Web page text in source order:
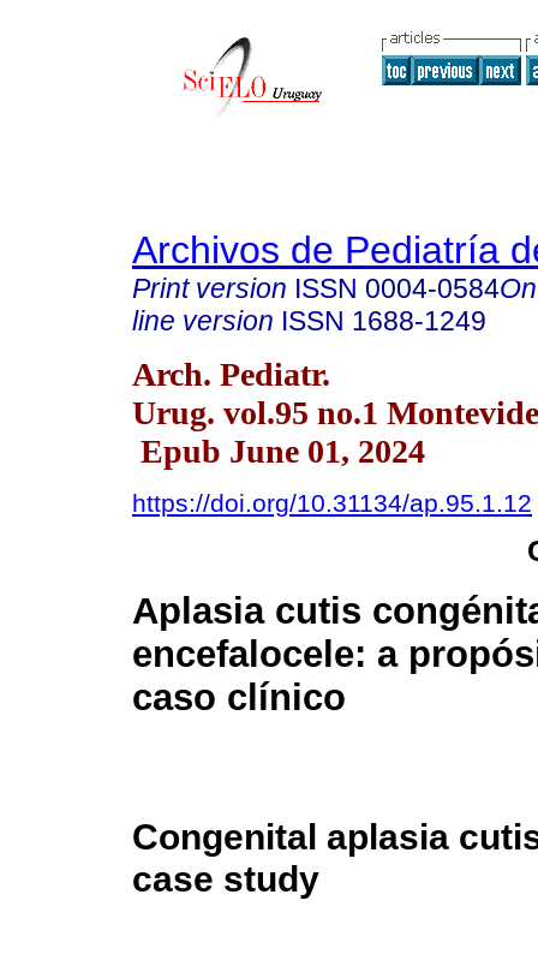
Archivos de Pediatría
Print version ISSN 0004-0584
line version ISSN 1688-1249
Arch. Pediatr.
Urug. vol.95 no.1
Epub June 01, 2024
https://doi.org/10.31134/ap.95.1.12
Aplasia cutis
encefalocele: a
caso clínico
Congenital aplasia
case study